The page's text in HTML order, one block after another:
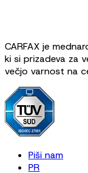
CARFAX je
ki si prizadeva za
večjo varnost na
Piši nam
PR